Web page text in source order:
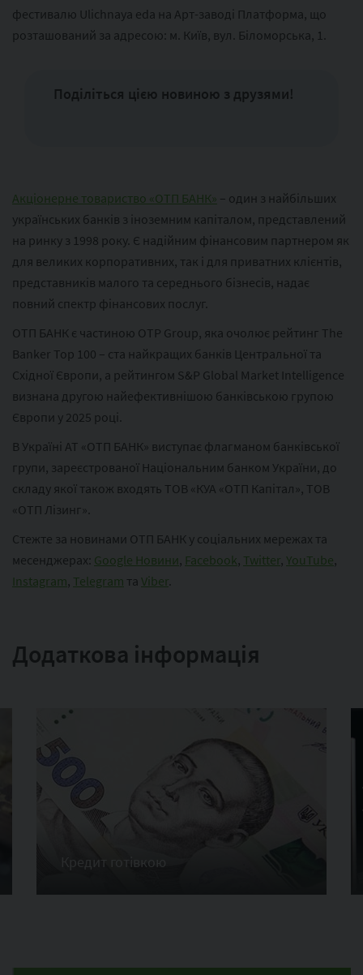
фестивалю Ulichnaya eda на Арт-заводі Платформа, що
розташований за адресою: м. Київ, вул. Біломорська, 1.
Поділіться цією новиною з друзями!
Акціонерне товариство «ОТП БАНК» – один з найбільших
українських банків з іноземним капіталом, представлений
на ринку з 1998 року. Є надійним фінансовим партнером як
для великих корпоративних, так і для приватних клієнтів,
представників малого та середнього бізнесів, надає
повний спектр фінансових послуг.
ОТП БАНК є частиною ОТР Group, яка очолює рейтинг The
Banker Top 100 – ста найкращих банків Центральної та
Східної Європи, а рейтингом S&P Global Market Intelligence
визнана другою найефективнішою банківською групою
Європи у 2025 році.
В Україні АТ «ОТП БАНК» виступає флагманом банківської
групи, зареєстрованої Національним банком України, до
складу якої також входять ТОВ «КУА «ОТП Капітал», ТОВ
«ОТП Лізинг».
Стежте за новинами ОТП БАНК у соціальних мережах та
месенджерах: Google Новини, Facebook, Twitter, YouTube,
Instagram, Telegram та Viber
Додаткова інформація
Кредит готівкою